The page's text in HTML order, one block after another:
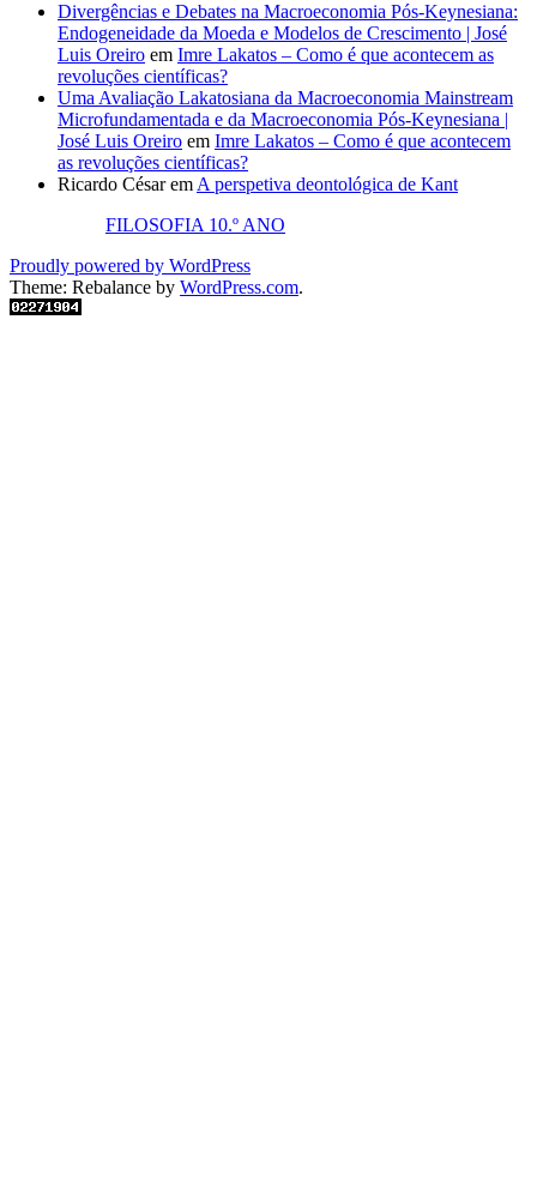
Divergências e Debates na Macroeconomia Pós-Keynesiana:
Endogeneidade da Moeda e Modelos de Crescimento | José
Luis Oreiro em Imre Lakatos – Como é que acontecem as
revoluções científicas?
Uma Avaliação Lakatosiana da Macroeconomia Mainstream
Microfundamentada e da Macroeconomia Pós-Keynesiana |
José Luis Oreiro em Imre Lakatos – Como é que acontecem
as revoluções científicas?
Ricardo Césarem A perspetiva deontológica de Kant
FILOSOFIA 10.º ANO
Proudly powered by WordPress
Theme: Rebalance by WordPress.com.